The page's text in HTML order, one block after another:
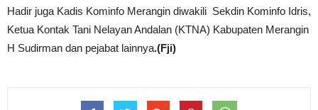
Hadir juga Kadis Kominfo Merangin diwakili Sekdin Kominfo Idris,
Ketua Kontak Tani Nelayan Andalan (KTNA) Kabupaten Merangin
H Sudirman dan pejabat lainnya.(Fji)